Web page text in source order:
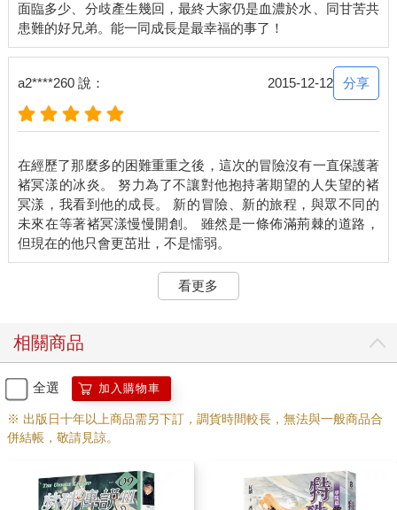
面臨多少、分歧產生幾回，最終大家仍是血濃於水、同甘苦共
a2****260 說： 2015-12-12 分享
在經歷了那麼多的困難重重之後，這次的冒險沒有一直保護著
褚冥漾的冰炎。 努力為了不讓對他抱持著期望的人失望的褚
冥漾，我看到他的成長。 新的冒險、新的旅程，與眾不同的
未來在等著褚冥漾慢慢開創。 雖然是一條佈滿荊棘的道路，
看更多
相關商品
全選 加入購物車
※ 出版日十年以上商品需另下訂，調貨時間較長，無法與一般商品合
併結帳，敬請見諒。